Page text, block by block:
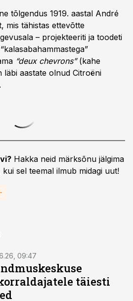
tõlgendus 1919. aastal André
mis tähistas ettevõtte
– projekteeriti ja toodeti
“deux chevrons”(kahe
läbi aastate olnud Citroëni
Hakka neid märksõnu jälgima
kui sel teemal ilmub midagi uut!
09:47
täiesti